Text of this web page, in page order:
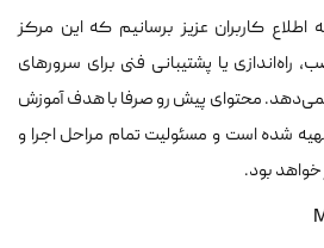
کاربران عزیز برسانیم که این مرکز
یا پشتیبانی فنی برای سرورهای
نمی‌دهد. محتوای پیش رو صرفا با هدف آموزش
شده است و مسئولیت تمام مراحل اجرا و
بود.